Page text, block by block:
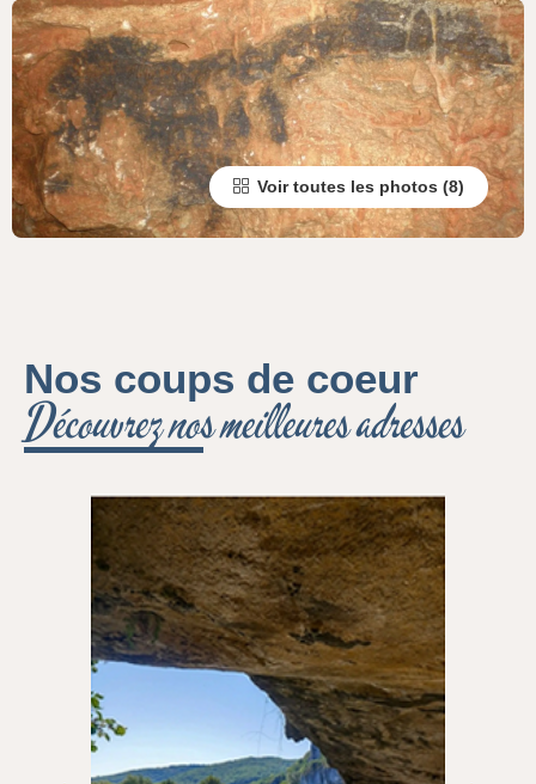
Voir toutes les photos
Nos coups de coeur
Découvrez nos meilleures adresses